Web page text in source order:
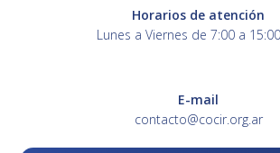
Horarios de atención
Lunes a Viernes de 7:00 a
E-mail
contacto@cocir.org.ar